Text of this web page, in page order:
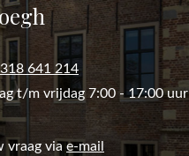
641 214
t/m vrijdag 7:00 - 17:00 uur
vraag via e-mail